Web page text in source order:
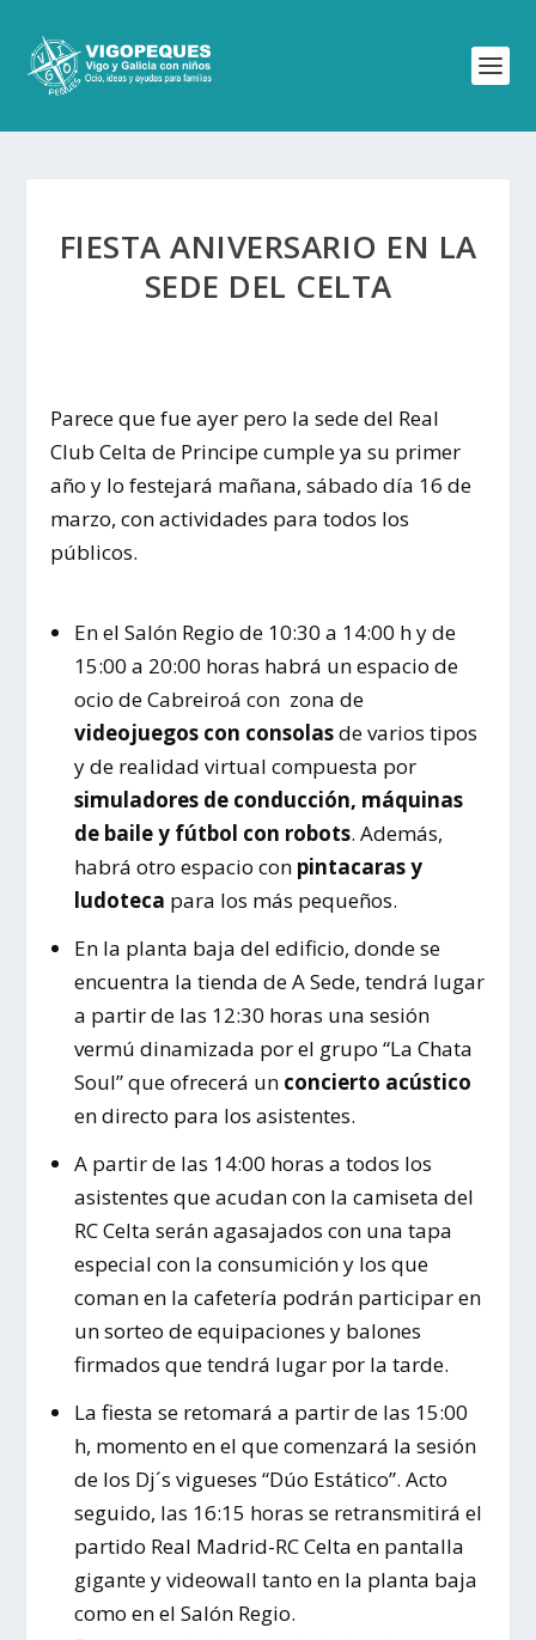
FIESTA ANIVERSARIO EN LA
SEDE DEL CELTA
Parece que fue ayer pero la sede del Real
Club Celta de Principe cumple ya su primer
año y lo festejará mañana, sábado día 16 de
marzo, con actividades para todos los
públicos.
En el Salón Regio de 10:30 a 14:00 h y de
15:00 a 20:00 horas habrá un espacio de
ocio de Cabreiroá con zona de
videojuegos con consolasde varios tipos
y de realidad virtual compuesta por
simuladores de conducción, máquinas
de baile y fútbol con robots. Además,
habrá otro espacio con pintacaras y
ludoteca para los más pequeños.
En la planta baja del edificio, donde se
encuentra la tienda de A Sede, tendrá lugar
a partir de las 12:30 horas una sesión
vermú dinamizada por el grupo “La Chata
Soul” que ofrecerá un concierto acústico
en directo para los asistentes.
A partir de las 14:00 horas a todos los
asistentes que acudan con la camiseta del
RC Celta serán agasajados con una tapa
especial con la consumición y los que
coman en la cafetería podrán participar en
un sorteo de equipaciones y balones
firmados que tendrá lugar por la tarde.
La fiesta se retomará a partir de las 15:00
h, momento en el que comenzará la sesión
de los Dj´s vigueses “Dúo Estático”. Acto
seguido, las 16:15 horas se retransmitirá el
partido Real Madrid-RC Celta en pantalla
gigante y videowall tanto en la planta baja
como en el Salón Regio.